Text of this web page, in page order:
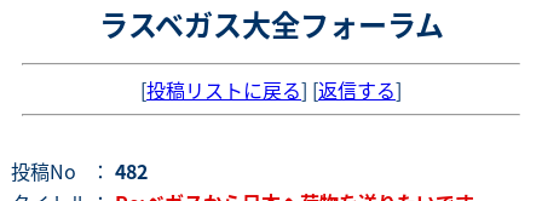
ラスベガス大全フォーラム
[投稿リストに戻る] [返信する]
投稿No ： 482